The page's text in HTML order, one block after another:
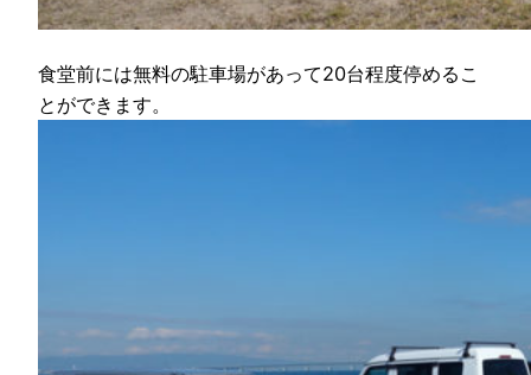
食堂前には無料の駐車場があって20台程度停めるこ
とができます。